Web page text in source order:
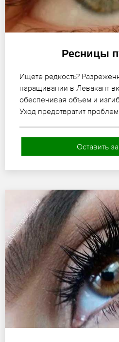
Ресницы
Ищете редкость?
наращивании в Левакант
обеспечивая объем и
Уход предотвратит
Оставить